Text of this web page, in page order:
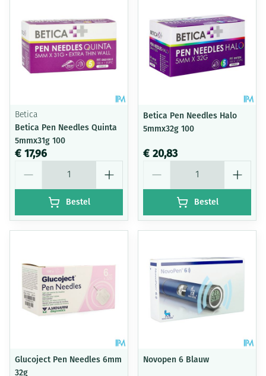
Betica
Betica Pen Needles Quinta
5mmx31g 100
€ 17,96
Bestel
Betica Pen Needles Halo
5mmx32g 100
€ 20,83
Bestel
Glucoject Pen Needles 6mm
32g
Novopen 6 Blauw